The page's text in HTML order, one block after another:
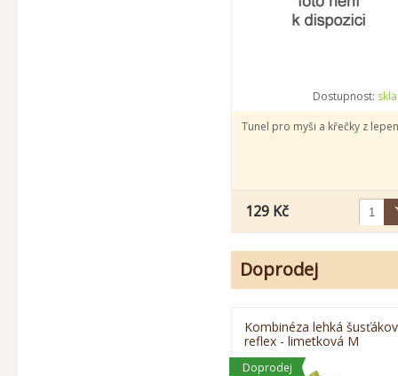
Dostupnost:
Tunel pro myši a křečky z
129 Kč
Doprodej
Kombinéza lehká
reflex - limetková M
Doprodej